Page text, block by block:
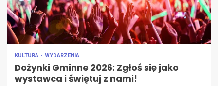
KULTURA WYDARZENIA
Dożynki Gminne 2026: Zgłoś się jako
wystawca i świętuj z nami!